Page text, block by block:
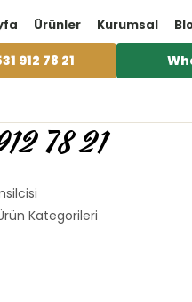
Ürünler Kurumsal
912 78 21
78 21
Kategorileri